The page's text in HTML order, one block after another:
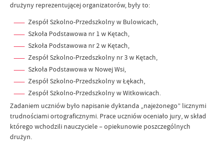
drużyny reprezentującej organizatorów, były to:
Zespół Szkolno-Przedszkolny w Bulowicach,
Szkoła Podstawowa nr 1 w Kętach,
Szkoła Podstawowa nr 2 w Kętach,
Zespół Szkolno-Przedszkolny nr 3 w Kętach,
Szkoła Podstawowa w Nowej Wsi,
Zespół Szkolno-Przedszkolny w Łękach,
Zespół Szkolno-Przedszkolny w Witkowicach.
Zadaniem uczniów było napisanie dyktanda „najeżonego” licznymi
trudnościami ortograficznymi. Prace uczniów oceniało jury, w skład
którego wchodzili nauczyciele – opiekunowie poszczególnych
drużyn.